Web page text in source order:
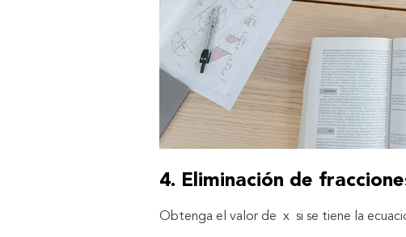
4. Eliminación de
Obtenga el valor de x si se tiene la